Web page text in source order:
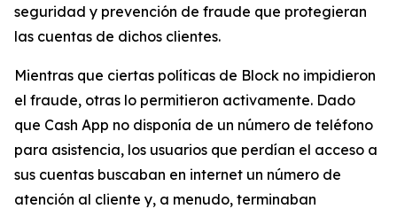
seguridad y prevención de fraude que protegieran
las cuentas de dichos clientes.
Mientras que ciertas políticas de Block no impidieron
el fraude, otras lo permitieron activamente. Dado
que Cash App no ​​disponía de un número de teléfono
para asistencia, los usuarios que perdían el acceso a
sus cuentas buscaban en internet un número de
atención al cliente y, a menudo, terminaban